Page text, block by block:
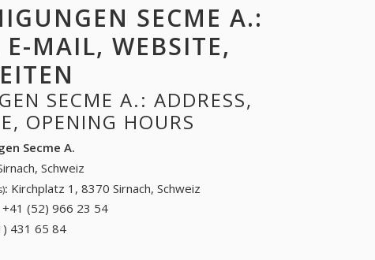
SECME A.:
MAIL, WEBSITE,
SECME A.: ADDRESS,
OPENING HOURS
Secme A.
Schweiz
: Kirchplatz 1, 8370 Sirnach, Schweiz
+41 (52) 966 23 54
431 65 84